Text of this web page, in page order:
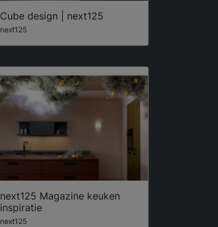
Cube design | next125
next125
next125 Magazine keuken
inspiratie
next125